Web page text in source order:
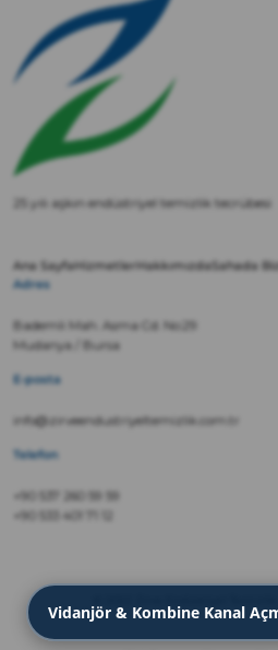
Vidanjör & Kombine Kanal
25 yılı aşkın endüstriyel temizlik tecrübesi
Ana SayfaHizmetlerHakkımızdaSahada
Adres
Bademli Mah. Asma Cd. No:29
Mudanya / Bursa
E-posta
info@zirveendustriyeltemizlik.com.tr
Telefon
+90 537 260 59 59
+90 533 401 71 12
© 2022 Zirve Endüstriyel Temizlik